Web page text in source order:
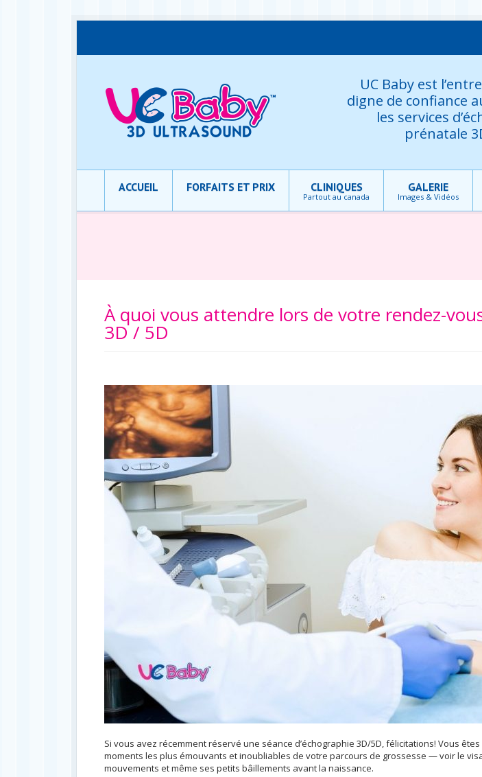
UC Baby est
digne de confiance
les services
prénatale
ACCUEIL FORFAITS ET PRIX CLINIQUES
Partout au canada
GALERIE
Images & Vidéos
À quoi vous attendre lors de votre rendez-
3D / 5D
Si vous avez récemment réservé une séance d’échographie 3D/5D, félicitations! Vous
moments les plus émouvants et inoubliables de votre parcours de grossesse — voir le
mouvements et même ses petits bâillements avant la naissance.